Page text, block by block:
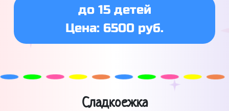
до 15 детей
Цена: 6500 руб.
Сладкоежка